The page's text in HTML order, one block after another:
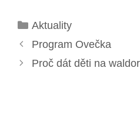
Rubriky
Aktuality
Program Ovečka
Proč dát děti na